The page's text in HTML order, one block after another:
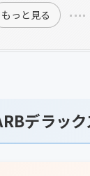
もっと見る
デラッ